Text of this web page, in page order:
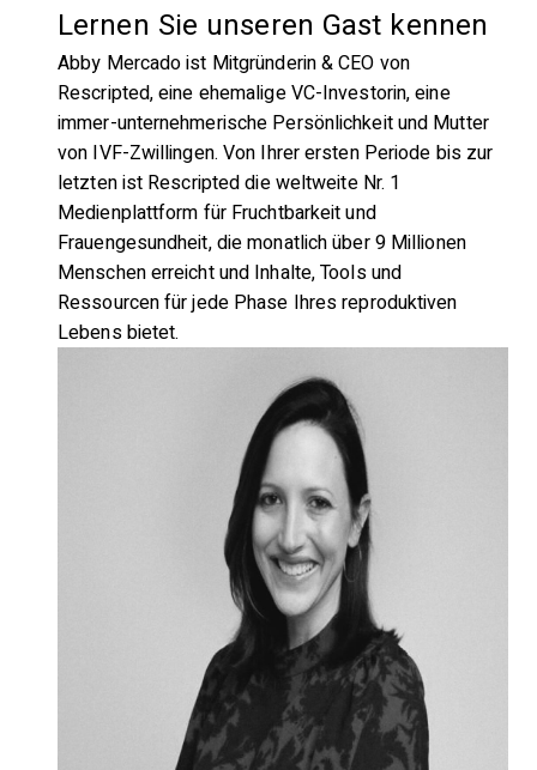
Lernen Sie unseren Gast kennen
Abby Mercado ist Mitgründerin & CEO von
Rescripted, eine ehemalige VC-Investorin, eine
immer-unternehmerische Persönlichkeit und Mutter
von IVF-Zwillingen. Von Ihrer ersten Periode bis zur
letzten ist Rescripted die weltweite Nr. 1
Medienplattform für Fruchtbarkeit und
Frauengesundheit, die monatlich über 9 Millionen
Menschen erreicht und Inhalte, Tools und
Ressourcen für jede Phase Ihres reproduktiven
Lebens bietet.